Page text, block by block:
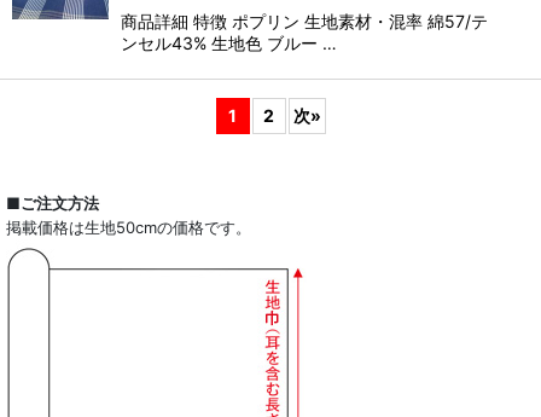
商品詳細 特徴 ポプリン 生地素材・混率 綿57/テ
ンセル43% 生地色 ブルー …
1 2 次»
■ご注文方法
掲載価格は生地50cmの価格です。